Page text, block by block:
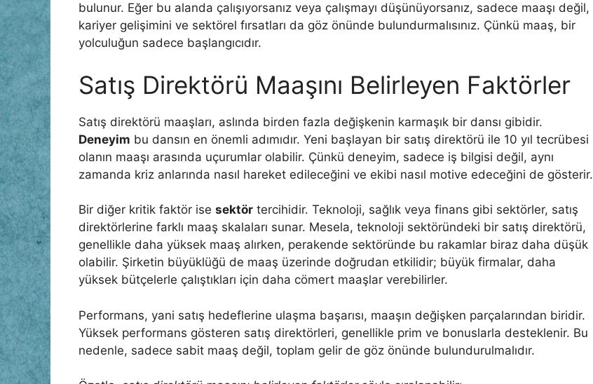
bulunur. Eğer bu alanda çalışıyorsanız veya çalışmayı düşünüyorsanız, sadece maaşı değil,
kariyer gelişimini ve sektörel fırsatları da göz önünde bulundurmalısınız. Çünkü maaş, bir
yolculuğun sadece başlangıcıdır.
Satış Direktörü Maaşını Belirleyen Faktörler
Satış direktörü maaşları, aslında birden fazla değişkenin karmaşık bir dansı gibidir.
Deneyim bu dansın en önemli adımıdır. Yeni başlayan bir satış direktörü ile 10 yıl tecrübesi
olanın maaşı arasında uçurumlar olabilir. Çünkü deneyim, sadece iş bilgisi değil, aynı
zamanda kriz anlarında nasıl hareket edileceğini ve ekibi nasıl motive edeceğini de gösterir.
Bir diğer kritik faktör ise sektör tercihidir. Teknoloji, sağlık veya finans gibi sektörler, satış
direktörlerine farklı maaş skalaları sunar. Mesela, teknoloji sektöründeki bir satış direktörü,
genellikle daha yüksek maaş alırken, perakende sektöründe bu rakamlar biraz daha düşük
olabilir. Şirketin büyüklüğü de maaş üzerinde doğrudan etkilidir; büyük firmalar, daha
yüksek bütçelerle çalıştıkları için daha cömert maaşlar verebilirler.
Performans, yani satış hedeflerine ulaşma başarısı, maaşın değişken parçalarından biridir.
Yüksek performans gösteren satış direktörleri, genellikle prim ve bonuslarla desteklenir. Bu
nedenle, sadece sabit maaş değil, toplam gelir de göz önünde bulundurulmalıdır.